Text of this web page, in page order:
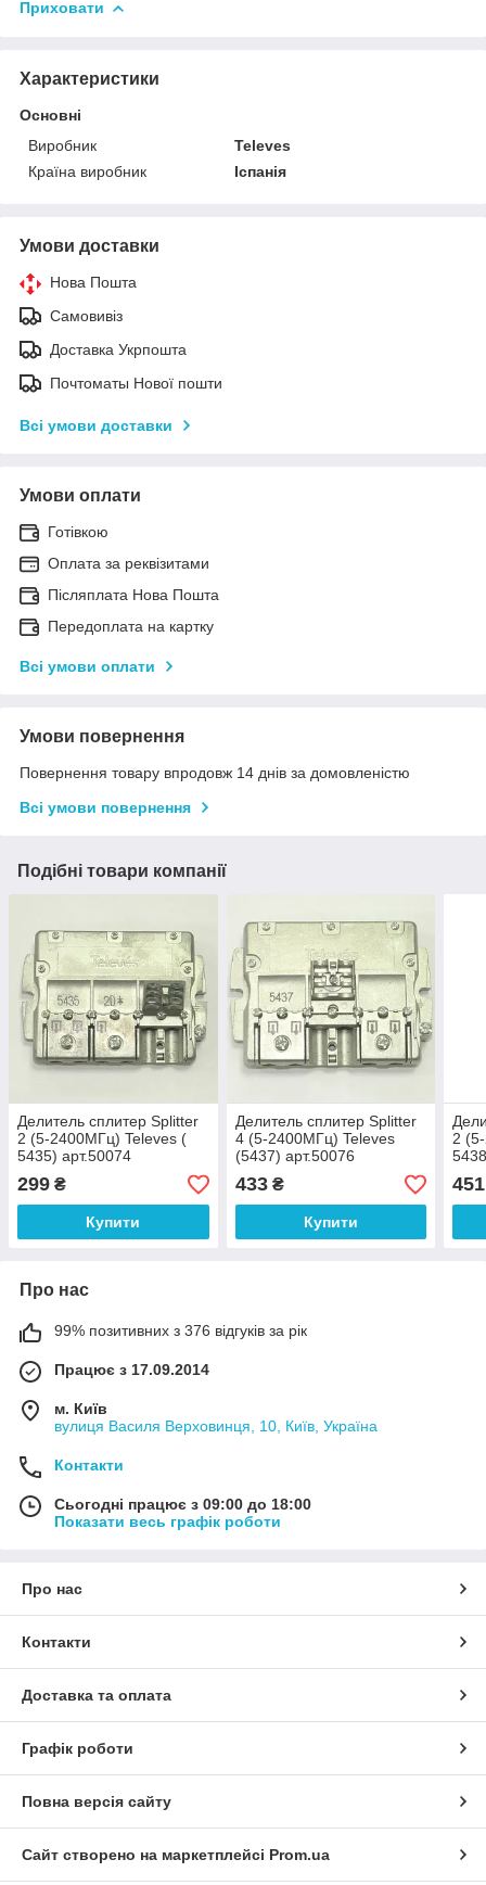
Приховати
Характеристики
Основні
Виробник
Televes
Країна виробник
Іспанія
Умови доставки
Нова Пошта
Самовивіз
Доставка Укрпошта
Почтоматы Нової пошти
Всі умови доставки
Умови оплати
Готівкою
Оплата за реквізитами
Післяплата Нова Пошта
Передоплата на картку
Всі умови оплати
Умови повернення
Повернення товару впродовж 14 днів за домовленістю
Всі умови повернення
Подібні товари компанії
Делитель сплитер Splitter
2 (5-2400МГц) Televes (
5435) арт.50074
299 ₴
Купити
Делитель сплитер Splitter
4 (5-2400МГц) Televes
(5437) арт.50076
433₴
Купити
2
451
Про нас
99% позитивних з 376 відгуків за рік
Працює з 17.09.2014
м. Київ
вулиця Василя Верховинця, 10, Київ, Україна
Контакти
Сьогодні працює з 09:00 до 18:00
Показати весь графік роботи
Про нас
Контакти
Доставка та оплата
Графік роботи
Повна версія сайту
Сайт створено на маркетплейсі Prom.ua